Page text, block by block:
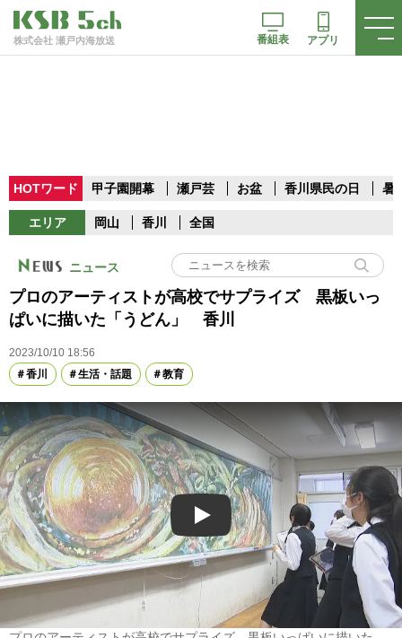
株式会社 瀬戸内海放送 番組表 アプリ
HOTワード 甲子園開幕 瀬戸芸 お盆 香川県民の日 暑
エリア 岡山 香川 全国
ニュース
プロのアーティストが高校でサプライズ 黒板いっ
ぱいに描いた「うどん」 香川
2023/10/10 18:56
香川
生活・話題 教育
Play